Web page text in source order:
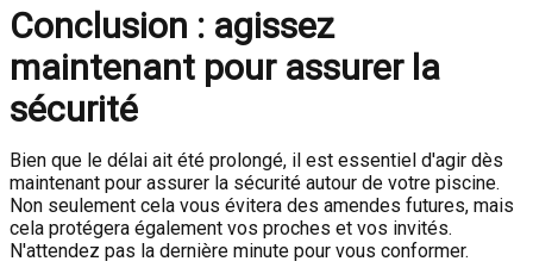
Conclusion : agissez
maintenant pour assurer la
sécurité
Bien que le délai ait été prolongé, il est essentiel d'agir dès
maintenant pour assurer la sécurité autour de votre piscine.
Non seulement cela vous évitera des amendes futures, mais
cela protégera également vos proches et vos invités.
N'attendez pas la dernière minute pour vous conformer.